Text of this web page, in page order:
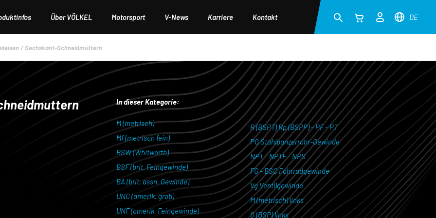
Über VÖLKEL Motorsport V-News Karriere Kontakt DE
/ Sechskant-Schneidmuttern
In dieser Kategorie:
M (metrisch)
Mf (metrisch fein)
BSW (Whitworth)
BSF (brit. Feingewinde)
BA (brit. assn. Gewinde)
UNC (amerik. grob)
UNF (amerik. Feingewinde)
R (BSPT) Rp (BSPP) - PF - PT
PG Stahlpanzerrohr-Gewinde
NPT - NPTF - NPS
FG - BSC Fahrradgewinde
Vg Ventilgewinde
M (metrisch) links
G (BSP) links